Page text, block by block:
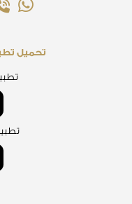
تحميل